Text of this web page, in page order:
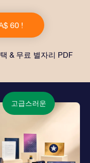
소로 발송되고 디지
이용할 수 있습니
는 사람에게 영원히
60 !
& 무료 별자리 PDF
고급스러운